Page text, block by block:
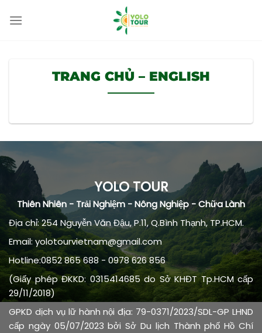
TRANG CHỦ – ENGLISH
YOLO TOUR
Thiên Nhiên - Trải Nghiệm - Nông Nghiệp - Chữa Lành
Địa chỉ: 254 Nguyễn Văn Đậu, P.11, Q.Bình Thạnh, TP.HCM.
Email: yolotourvietnam@gmail.com
Hotline:0852 865 688 - 0978 626 856
(Giấy phép ĐKKD: 0315414685 do Sở KHĐT Tp.HCM cấp
29/11/2018)
GPKD dịch vụ lữ hành nội địa: 79-0371/2023/SDL-GP LHND
cấp ngày 05/07/2023 bởi Sở Du lịch Thành phố Hồ Chí